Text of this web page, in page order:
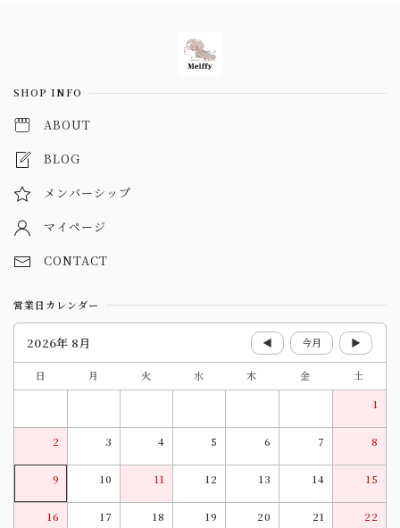
SHOP INFO
ABOUT
BLOG
メンバーシップ
マイページ
CONTACT
営業日カレンダー
2026年 8月 ◀ 今月 ▶
日 月 火 水 木 金
土
1
2 3 4 5 6 7 8
9 10 11 12 13 14 15
16 17 18 19 20 21 22